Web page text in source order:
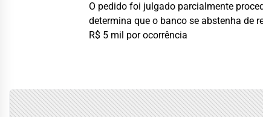
O pedido foi julgado parcialmente
determina que o banco se abstenha de
R$ 5 mil por ocorrência